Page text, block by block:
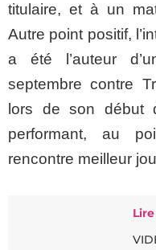
titulaire, et à un
Autre point positif,
a été l’auteur
septembre contre
lors de son début
performant, au
rencontre meilleur